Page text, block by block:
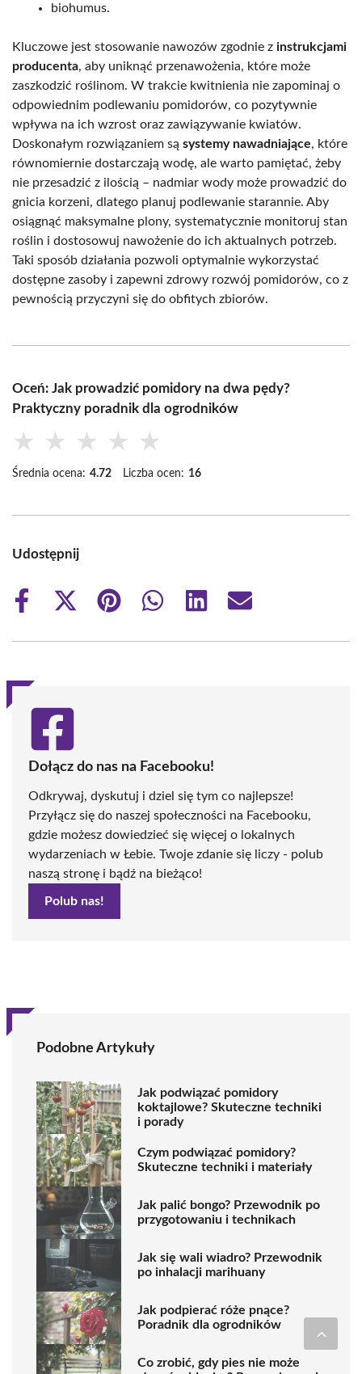
biohumus.
Kluczowe jest stosowanie nawozów zgodnie z instrukcjami
producenta, aby uniknąć przenawożenia, które może
zaszkodzić roślinom. W trakcie kwitnienia nie zapominaj o
odpowiednim podlewaniu pomidorów, co pozytywnie
wpływa na ich wzrost oraz zawiązywanie kwiatów.
Doskonałym rozwiązaniem są systemy nawadniające, które
równomiernie dostarczają wodę, ale warto pamiętać, żeby
nie przesadzić z ilością – nadmiar wody może prowadzić do
gnicia korzeni, dlatego planuj podlewanie starannie. Aby
osiągnąć maksymalne plony, systematycznie monitoruj stan
roślin i dostosowuj nawożenie do ich aktualnych potrzeb.
Taki sposób działania pozwoli optymalnie wykorzystać
dostępne zasoby i zapewni zdrowy rozwój pomidorów, co z
pewnością przyczyni się do obfitych zbiorów.
Oceń: Jak prowadzić pomidory na dwa pędy?
Praktyczny poradnik dla ogrodników
★ ★ ★ ★ ★
Średnia ocena: 4.72 Liczba ocen: 16
Udostępnij
Share
Share
(Twitter)
Share
Share
Share
Share
Dołącz do nas na Facebooku!
Odkrywaj, dyskutuj i dziel się tym co najlepsze!
Przyłącz się do naszej społeczności na Facebooku,
gdzie możesz dowiedzieć się więcej o lokalnych
wydarzeniach w Łebie. Twoje zdanie się liczy - polub
naszą stronę i bądź na bieżąco!
Polub nas!
Podobne Artykuły
Jak podwiązać pomidory
koktajlowe? Skuteczne techniki
i porady
Czym podwiązać pomidory?
Skuteczne techniki i materiały
Jak palić bongo? Przewodnik po
przygotowaniu i technikach
Jak się wali wiadro? Przewodnik
po inhalacji marihuany
Jak podpierać róże pnące?
Poradnik dla ogrodników
Co zrobić, gdy pies nie może